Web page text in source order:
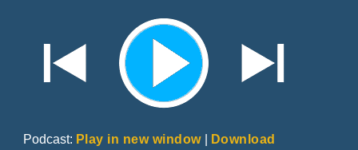
Podcast: Play in new window| Download